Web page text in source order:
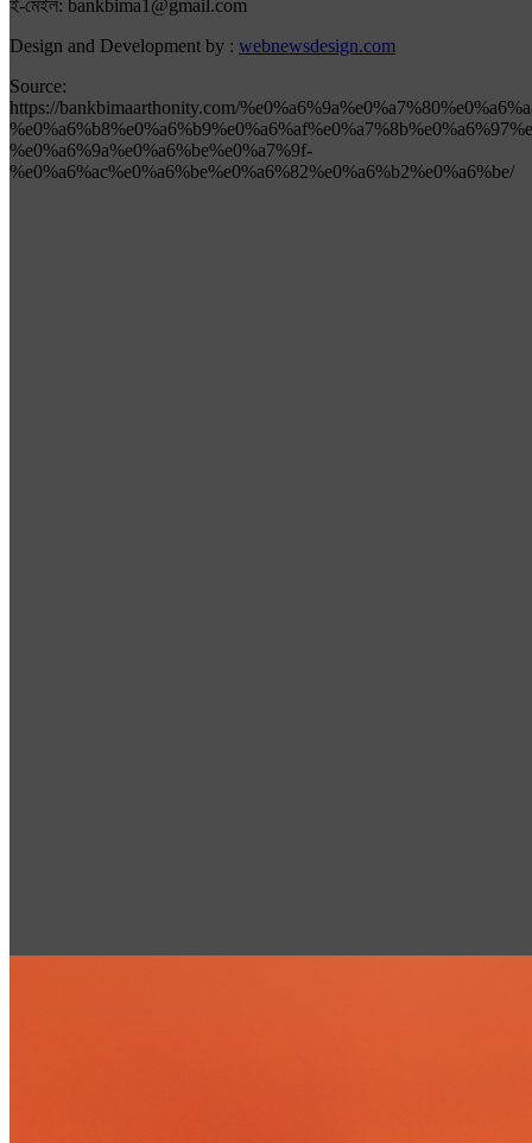
ই-মেইল: bankbima1@gmail.com
Design and Development by : webnewsdesign.com
Source:
https://bankbimaarthonity.com/
%e0%a6%9a%e0%a6%be%e0%a7%9f-
%e0%a6%ac%e0%a6%be%e0%a6%82%e0%a6%b2%e0%a6%be/